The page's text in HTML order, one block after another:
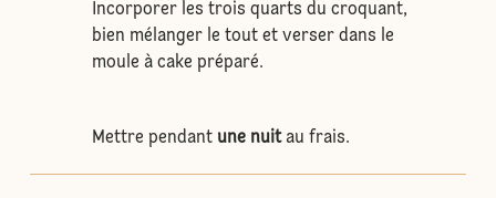
Incorporer les trois quarts du croquant,
bien mélanger le tout et verser dans le
moule à cake préparé.
Mettre pendant une nuitau frais.